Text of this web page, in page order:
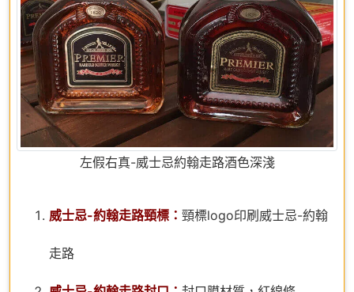
左假右真-威士忌約翰走路酒色深淺
威士忌-約翰走路頸標： 頸標logo印刷威士忌-約翰
走路